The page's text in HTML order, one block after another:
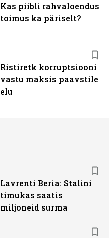
Kas piibli rahvaloendus
toimus ka päriselt?
Ristiretk korruptsiooni
vastu maksis paavstile
elu
Lavrenti Beria: Stalini
timukas saatis
miljoneid surma